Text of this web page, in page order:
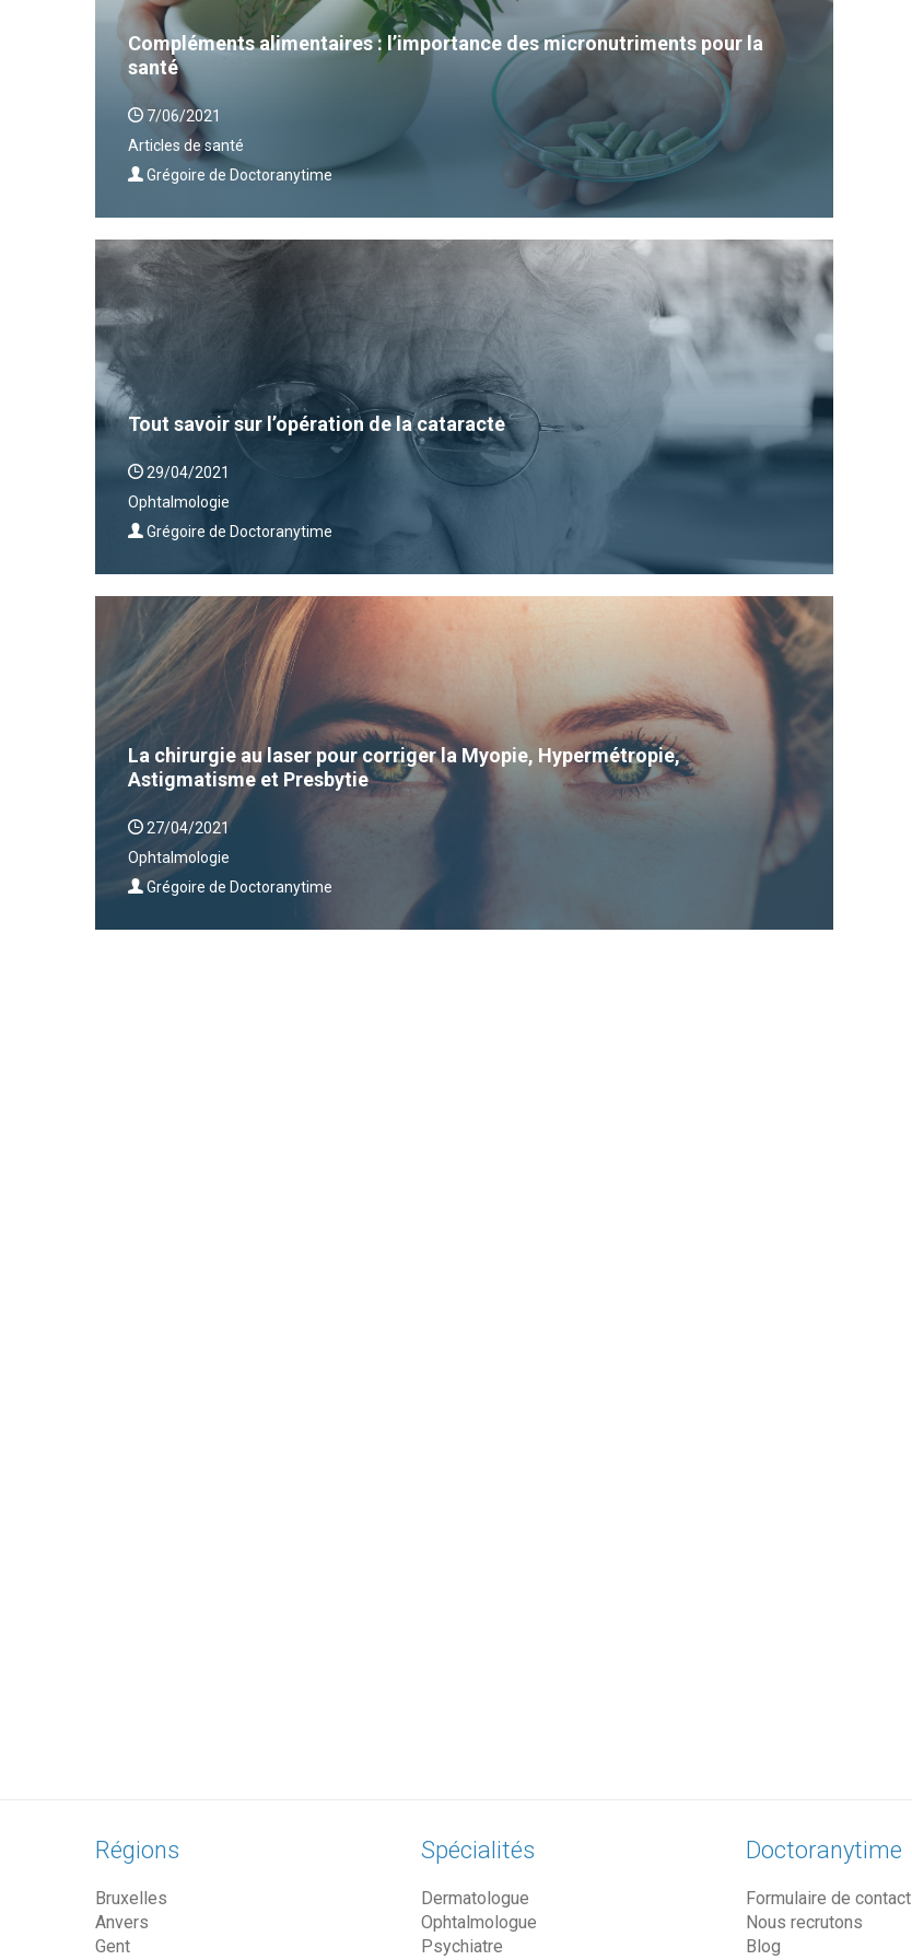
Compléments alimentaires : l’importance des micronutriments pour la
santé
7/06/2021
Articles de santé
Grégoire de Doctoranytime
Tout savoir sur l’opération de la cataracte
29/04/2021
Ophtalmologie
Grégoire de Doctoranytime
La chirurgie au laser pour corriger la Myopie, Hypermétropie,
Astigmatisme et Presbytie
27/04/2021
Ophtalmologie
Grégoire de Doctoranytime
Régions
Bruxelles
Anvers
Gent
Spécialités
Dermatologue
Ophtalmologue
Psychiatre
Doctoranytime
Formulaire de contact
Nous recrutons
Blog